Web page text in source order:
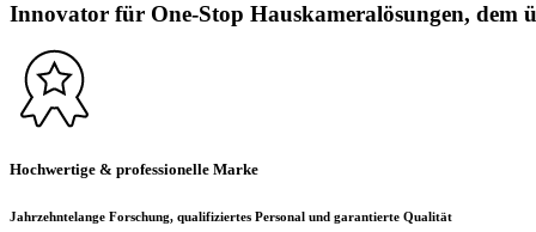
Innovator für One-Stop Hauskameralösungen, dem
Hochwertige & professionelle Marke
Jahrzehntelange Forschung, qualifiziertes Personal und garantierte Qualität